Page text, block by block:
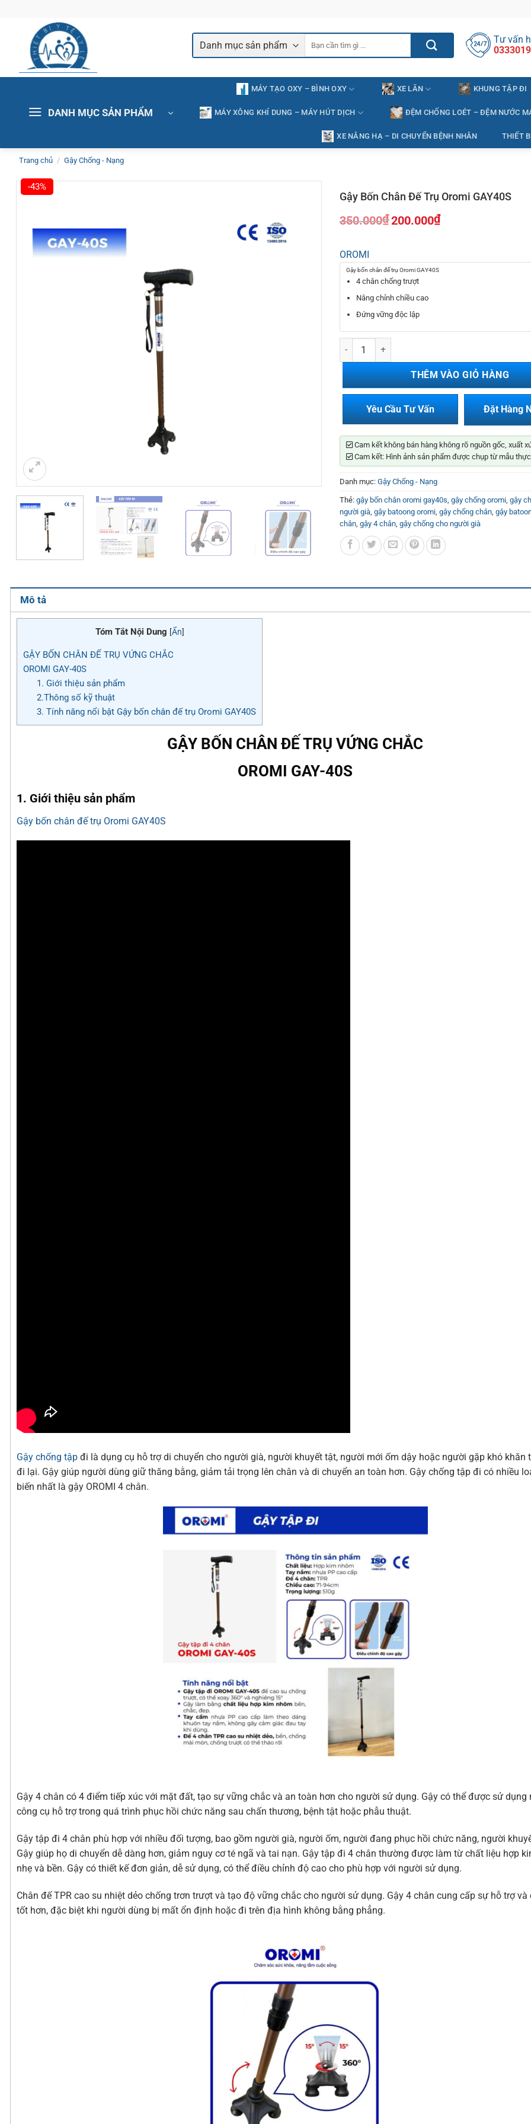
Tư vấn
DANH MỤC SẢN PHẨM
MÁY TẠO OXY – BÌNH OXY XE LĂN KHUNG TẬP ĐI
MÁY XÔNG KHÍ DUNG – MÁY HÚT DỊCH ĐỆM CHỐNG LOÉT – ĐỆM NƯỚC
XE NÂNG HẠ – DI CHUYỂN BỆNH NHÂN THIẾT
Trang chủ / Gậy Chống - Nạng
-43%
Gậy Bốn Chân Đế Trụ Oromi GAY40S
350.000₫
là:
350.000₫.
200.000₫
tại
là:
200.000₫.
OROMI
Gậy bốn chân đế trụ Oromi GAY40S
4 chân chống trượt
Nâng chỉnh chiều cao
Đứng vững độc lập
Gậy Bốn Chân Đế Trụ Oromi GAY40S số lượng
THÊM VÀO GIỎ HÀNG
Yêu Cầu Tư Vấn Đặt Hàng
Cam kết không bán hàng không rõ nguồn gốc, xuất
Cam kết: Hình ảnh sản phẩm được chụp từ mẫu
Danh mục: Gậy Chống - Nạng
Thẻ: gậy bốn chân oromi gay40s gậy chống oromi, gậy
người già, gậy batoong oromi, gậy chống chân, gậy
chân, gậy 4 chân, gậy chống cho người già
Mô tả
Tóm Tắt Nội Dung [Ẩn]
GẬY BỐN CHÂN ĐẾ TRỤ VỨNG CHẮC
OROMI GAY-40S
1. Giới thiệu sản phẩm
2.Thông số kỹ thuật
3. Tính năng nổi bật Gậy bốn chân đế trụ Oromi GAY40S
GẬY BỐN CHÂN ĐẾ TRỤ VỨNG CHẮC
OROMI GAY-40S
1. Giới thiệu sản phẩm
Gậy bốn chân đế trụ Oromi GAY40S
Gậy chống tập đi là dụng cụ hỗ trợ di chuyển cho người già, người khuyết tật, người mới ốm dậy hoặc người gặp khó khăn
đi lại. Gậy giúp người dùng giữ thăng bằng, giảm tải trọng lên chân và di chuyển an toàn hơn. Gậy chống tập đi có nhiều
biến nhất là gậy OROMI 4 chân.
Gậy 4 chân có 4 điểm tiếp xúc với mặt đất, tạo sự vững chắc và an toàn hơn cho người sử dụng. Gậy có thể được sử dụng
công cụ hỗ trợ trong quá trình phục hồi chức năng sau chấn thương, bệnh tật hoặc phẫu thuật.
Gậy tập đi 4 chân phù hợp với nhiều đối tượng, bao gồm người già, người ốm, người đang phục hồi chức năng, người
Gậy giúp họ di chuyển dễ dàng hơn, giảm nguy cơ té ngã và tai nạn. Gậy tập đi 4 chân thường được làm từ chất liệu hợp
nhẹ và bền. Gậy có thiết kế đơn giản, dễ sử dụng, có thể điều chỉnh độ cao cho phù hợp với người sử dụng.
Chân đế TPR cao su nhiệt dẻo chống trơn trượt và tạo độ vững chắc cho người sử dụng. Gậy 4 chân cung cấp sự hỗ trợ và
tốt hơn, đặc biệt khi người dùng bị mất ổn định hoặc đi trên địa hình không bằng phẳng.